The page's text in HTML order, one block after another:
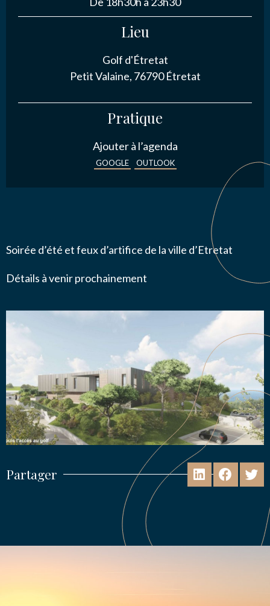
Lieu
Golf d'Étretat
Petit Valaine, 76790 Étretat
Pratique
Ajouter à l’agenda
GOOGLE OUTLOOK
Soirée d’été et feux d’artifice de la ville d’Etretat
Détails à venir prochainement
Partager
NOUS CONTACTER
J’autorise l'association ASS SPORTIVE GOLF
ETRETAT à enregistrer mes données.